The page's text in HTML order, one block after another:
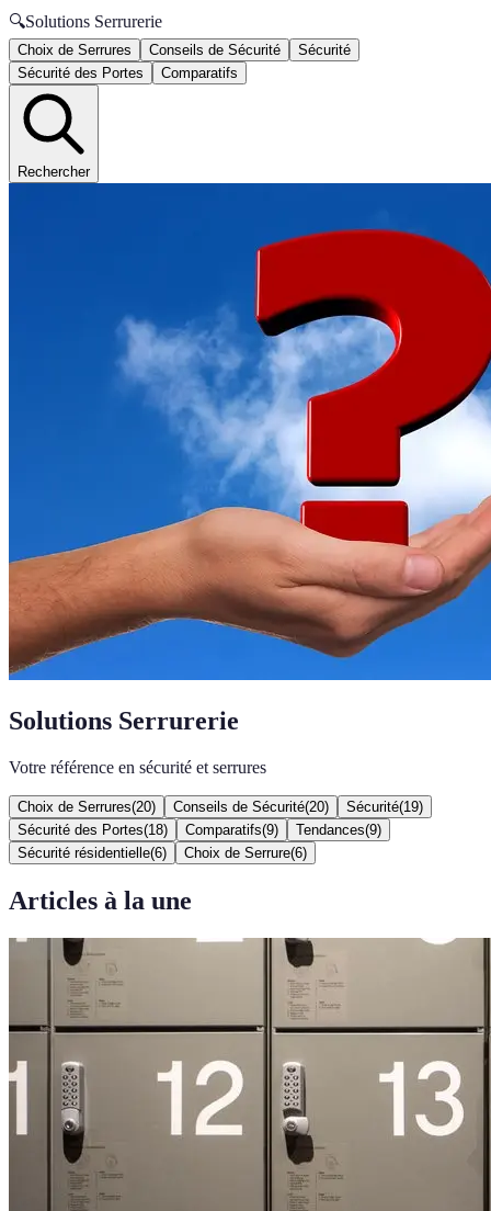
🔍Solutions Serrurerie
Choix de Serrures Conseils de Sécurité
Sécurité
Sécurité des Portes
Comparatifs
Rechercher
Solutions Serrurerie
Votre référence en sécurité et serrures
Choix de Serrures(20) Conseils de Sécurité(20) Sécurité(19)
Sécurité des Portes(18) Comparatifs(9) Tendances(9)
Sécurité résidentielle(6) Choix de Serrure(6)
Articles à la une